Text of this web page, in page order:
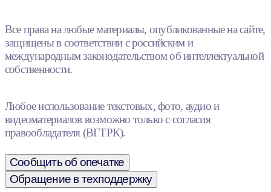
Все права на любые материалы, опубликованные на сайте,
защищены в соответствии с российским и
международным законодательством об интеллектуальной
собственности.
Любое использование текстовых, фото, аудио и
видеоматериалов возможно только с согласия
правообладателя (ВГТРК).
Сообщить об опечатке
Обращение в техподдержку